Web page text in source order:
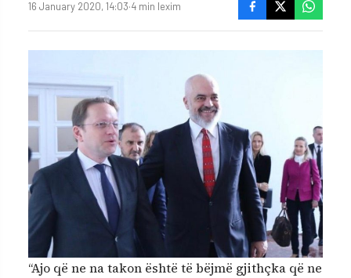
16 January 2020, 14:03·4 min lexim
“Ajo që ne na takon është të bëjmë gjithçka që ne